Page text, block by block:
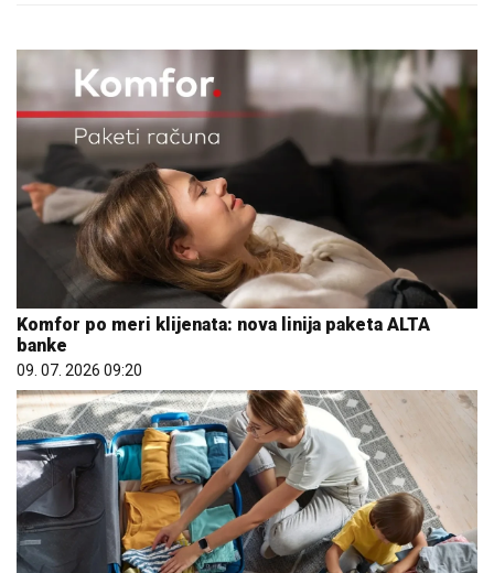
Komfor po meri klijenata: nova linija paketa ALTA
banke
09. 07. 2026 09:20